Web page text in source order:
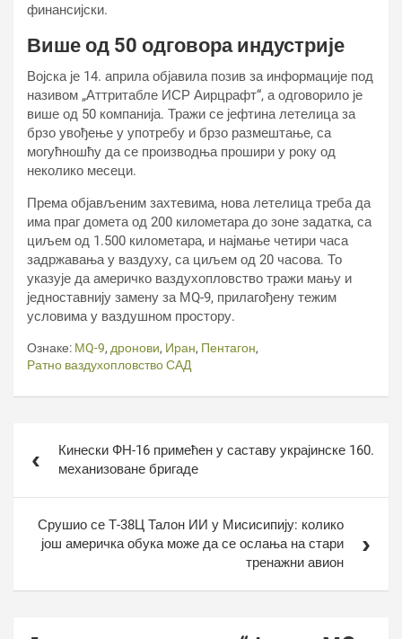
финансијски.
Више од 50 одговора индустрије
Војска је 14. априла објавила позив за информације под
називом „Аттритабле ИСР Аирцрафт“, а одговорило је
више од 50 компанија. Тражи се јефтина летелица за
брзо увођење у употребу и брзо размештање, са
могућношћу да се производња прошири у року од
неколико месеци.
Према објављеним захтевима, нова летелица треба да
има праг домета од 200 километара до зоне задатка, са
циљем од 1.500 километара, и најмање четири часа
задржавања у ваздуху, са циљем од 20 часова. То
указује да америчко ваздухопловство тражи мању и
једноставнију замену за МQ-9, прилагођену тежим
условима у ваздушном простору.
Ознаке: МQ-9, дронови, Иран, Пентагон,
Ратно ваздухопловство САД
чланкаКинески ФН-16 примећен у саставу украјинске 160.
механизоване бригаде
Срушио се Т-38Ц Талон ИИ у Мисисипију: колико
још америчка обука може да се ослања на стари
тренажни авион